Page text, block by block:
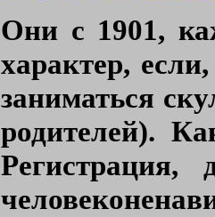
Они с 1901,
характер,
заниматься
родителей).